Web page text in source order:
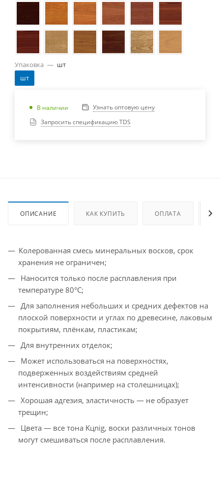
Упаковка — шт
шт
В наличии
Узнать оптовую цену
Запросить спецификацию TDS
ОПИСАНИЕ КАК КУПИТЬ ОПЛАТА
Колерованная смесь минеральных восков, срок
хранения не ограничен;
Наносится только после расплавления при
температуре 80°С;
Для заполнения небольших и средних дефектов на
плоской поверхности и углах по древесине, лаковым
покрытиям, плёнкам, пластикам;
Для внутренних отделок;
Может использоваться на поверхностях,
подверженных воздействиям средней
интенсивности (например на столешницах);
Хорошая адгезия, эластичность — не образует
трещин;
Цвета — все тона Kцnig, воски различных тонов
могут смешиваться после расплавления.